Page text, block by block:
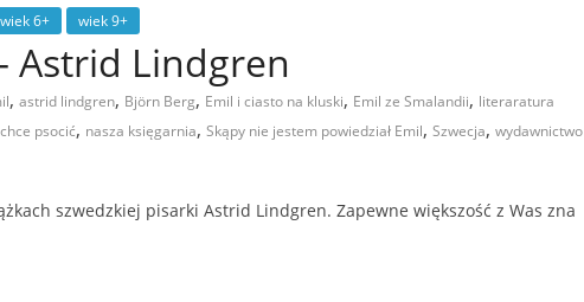
wiek 6+ wiek 9+
Astrid Lindgren
, astrid lindgren, Björn Berg, Emil i ciasto na kluski, Emil ze Smalandii, literaratura
psocić, nasza księgarnia, Skąpy nie jestem powiedział Emil, Szwecja, wydawnictwo
szwedzkiej pisarki Astrid Lindgren. Zapewne większość z Was zna